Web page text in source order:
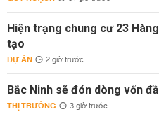
Hiện trạng chung cư 23
tạo
DỰ ÁN 2 giờ trước
Bắc Ninh sẽ đón dòng vốn
THỊ TRƯỜNG 3 giờ trước